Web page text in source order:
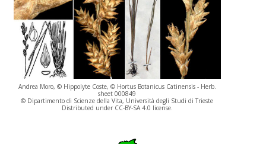
Andrea Moro, © Hippolyte Coste, © Hortus Botanicus Catinensis - Herb.
sheet 000849
© Dipartimento di Scienze della Vita, Università degli Studi di Trieste
Distributed under CC-BY-SA 4.0 license.